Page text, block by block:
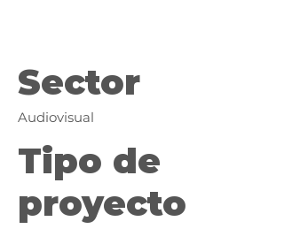
Sector
Audiovisual
Tipo de
proyecto